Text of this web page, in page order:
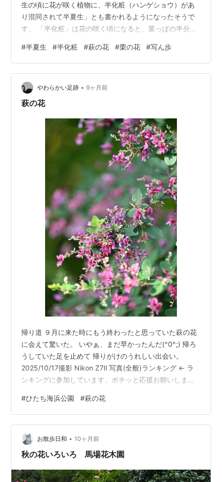
生の頃に花が咲く植物に、半化粧（ハンゲショウ）があ
り混同されて半夏生」とも書かれるようになったそうで
す。 「半化粧」は花の咲く頃になると、葉っぱの半分だ
は地味な穂で 葉っぱの方がよほど目立ちます。 早くもお
化粧を始めた半化粧の葉。 虫媒花の半化粧は、あまり目
立たない花の代わりに、この真っ白にお化粧して目立つ
葉っぱの方で虫たちをおびき寄せているそうです。 半化
粧は花が咲き終わる夏の盛り頃になると・・ 虫を呼びよ
#半夏生 #半化粧 #萩の花 #栗の花 #写ん歩
やわらかい足跡 • 9ヶ月前
萩の花
帰り道 ９月に来た時にもう終わったと思っていた萩の花
に会えて驚いた。 いやぁ、まだ早かったんだ(^0^;) 帰ろ
うしていた足を止めて 帰りがけのうれしい出会い。
2025/10/17撮影 Nikon Z7Ⅱ 写真(全般)ランキング ← ラ
ンキングに参加しています。ポチッと応援お願いしま
す。
#ひたち海浜公園 #萩の花
お散歩日和 • 10ヶ月前
秋の花いろいろ 馬場花木園